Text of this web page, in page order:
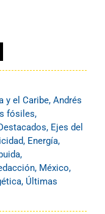
y el Caribe, Andrés
fósiles,
, Ejes del
, Energía,
,
, México,
, Últimas